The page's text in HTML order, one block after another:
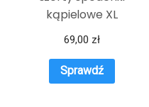
kąpielowe XL
69,00 zł
Sprawdź